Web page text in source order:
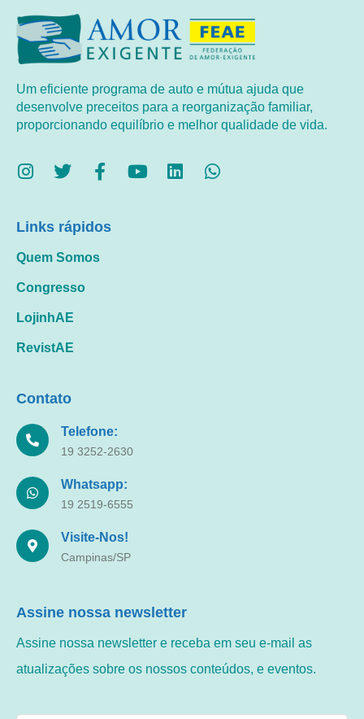
Um eficiente programa de auto e mútua ajuda que
desenvolve preceitos para a reorganização familiar,
proporcionando equilíbrio e melhor qualidade de vida.
Links rápidos
Quem Somos
Congresso
LojinhAE
RevistAE
Contato
Telefone:
19 3252-2630
Whatsapp:
19 2519-6555
Visite-Nos!
Campinas/SP
Assine nossa newsletter
Assine nossa newsletter e receba em seu e-mail as
atualizações sobre os nossos conteúdos, e eventos.